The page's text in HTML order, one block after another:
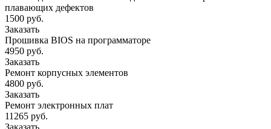
плавающих дефектов
1500 руб.
Заказать
Прошивка BIOS на программаторе
4950 руб.
Заказать
Ремонт корпусных элементов
4800 руб.
Заказать
Ремонт электронных плат
11265 руб.
Заказать